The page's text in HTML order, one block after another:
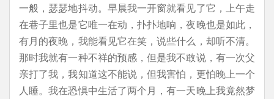
一般，瑟瑟地抖动。早晨我一开窗就看见了它，上午走
在巷子里也是它唯一在动，扑扑地响，夜晚也是如此，
有月的夜晚，我能看见它在笑，说些什么，却听不清。
那时我就有一种不祥的预感，但是我不敢说，有一次父
亲打了我，我知道这不能说，但我害怕，更怕晚上一个
人睡。我在恐惧中生活了两个月，有一天晚上我竟然梦